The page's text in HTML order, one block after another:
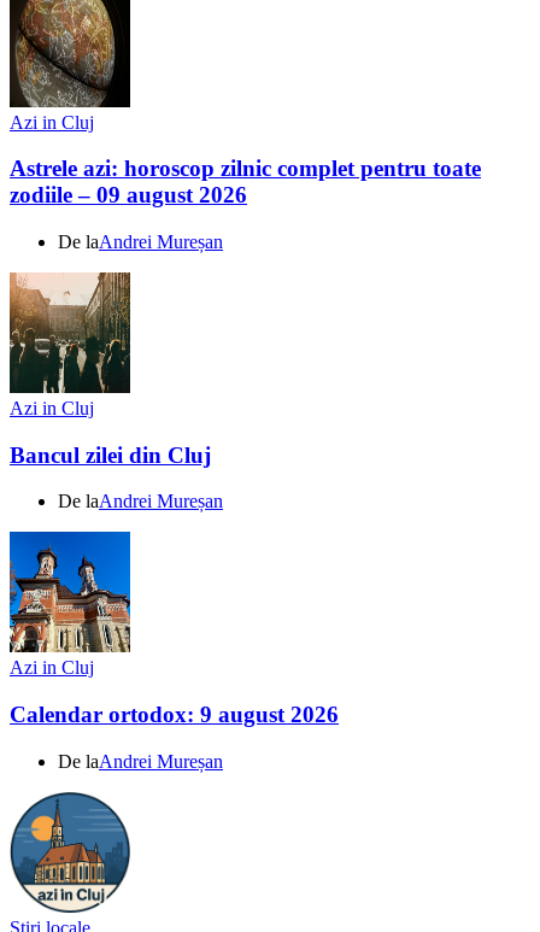
Azi in Cluj
Astrele azi: horoscop zilnic complet pentru toate
zodiile – 09 august 2026
De laAndrei Mureșan
Azi in Cluj
Bancul zilei din Cluj
De laAndrei Mureșan
Azi in Cluj
Calendar ortodox: 9 august 2026
De laAndrei Mureșan
Știri locale